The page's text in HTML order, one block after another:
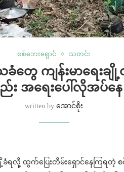
စစ်ဘေးရှောင် သတင်း
တွေ ကျန်းမာရေးချို့တဲ့
း အရေးပေါ်လိုအပ်နေ
written byအောင်စိုး
လို့ ထွက်ပြေးတိမ်းရှောင်နေကြရတဲ့ စစ်